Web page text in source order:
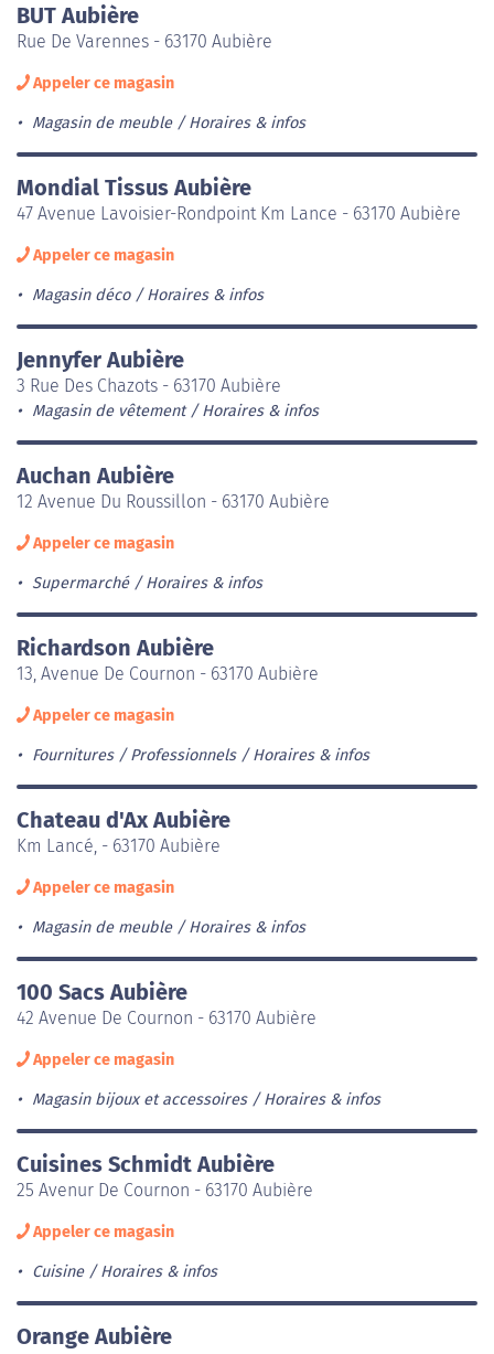
BUT Aubière
Rue De Varennes - 63170 Aubière
Appeler ce magasin
Magasin de meuble Horaires & infos
Mondial Tissus Aubière
47 Avenue Lavoisier-Rondpoint Km Lance - 63170 Aubière
Appeler ce magasin
Magasin déco Horaires & infos
Jennyfer Aubière
3 Rue Des Chazots - 63170 Aubière
Magasin de vêtement Horaires & infos
Auchan Aubière
12 Avenue Du Roussillon - 63170 Aubière
Appeler ce magasin
Supermarché Horaires & infos
Richardson Aubière
13, Avenue De Cournon - 63170 Aubière
Appeler ce magasin
Fournitures / Professionnels Horaires & infos
Chateau d'Ax Aubière
Km Lancé, - 63170 Aubière
Appeler ce magasin
Magasin de meuble Horaires & infos
100 Sacs Aubière
42 Avenue De Cournon - 63170 Aubière
Appeler ce magasin
Magasin bijoux et accessoires Horaires & infos
Cuisines Schmidt Aubière
25 Avenur De Cournon - 63170 Aubière
Appeler ce magasin
Cuisine Horaires & infos
Orange Aubière